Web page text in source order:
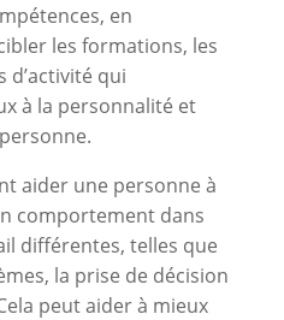
en
les formations, les
d’activité qui
à la personnalité et
aider une personne à
comportement dans
différentes, telles que
la prise de décision
peut aider à mieux